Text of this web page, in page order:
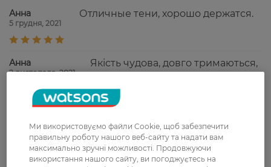
Анна
5 грудня, 2021
Отличные тени, хорошо держатся.
Анна
2 листопада, 2021
Якість чудова, довго тримаються,
легко наносяться.
22 жовтня, 2021
день тени для век
Вікторія Гарно наносяться, дуже економні,
Ми використовуємо файли Cookie, щоб забезпечити
правильну роботу нашого веб-сайту та надати вам
максимально зручні можливості. Продовжуючи
використання нашого сайту, ви погоджуєтесь на